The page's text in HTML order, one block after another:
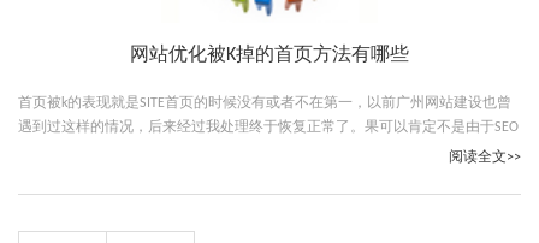
网站优化被K掉的首页方法有哪些
首页被k的表现就是SITE首页的时候没有或者不在第一，以前广州网站建设也曾
遇到过这样的情况，后来经过我处理终于恢复正常了。果可以肯定不是由于SEO
优化过度的原因，不要在被降权的时间进行大规模的首页内容变动。如修改标
容，适当找一些好的站进行交换。
阅读全文>>